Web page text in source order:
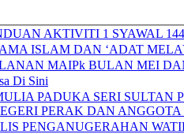
AKTIVITI 1 SYAWAL
ISLAM DAN ‘ADAT
MAIPk BULAN MEI
Di Sini
PADUKA SERI
PERAK DAN
PENGANUGERAHAN